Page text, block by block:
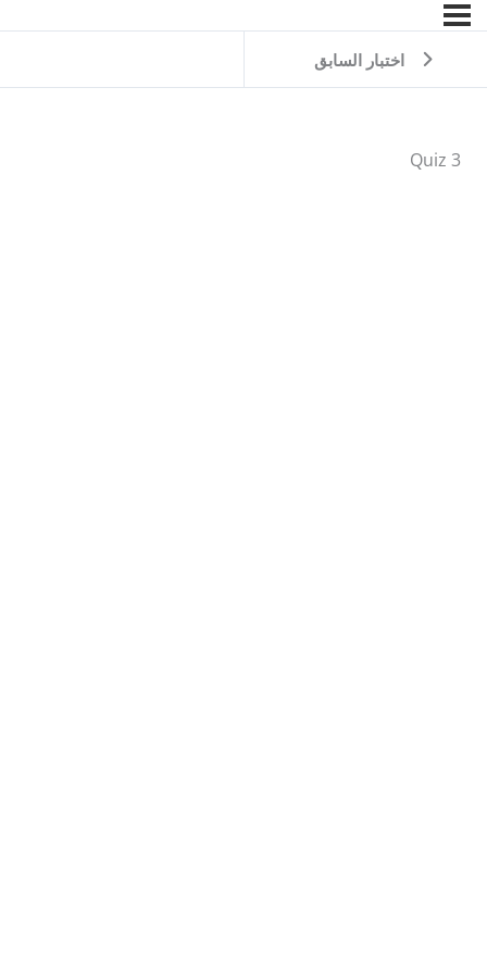
اختبار السابق
Quiz 3